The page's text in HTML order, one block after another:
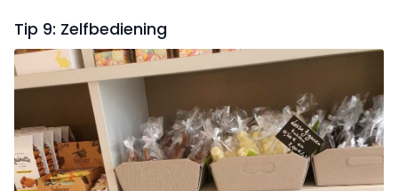
Tip 9: Zelfbediening